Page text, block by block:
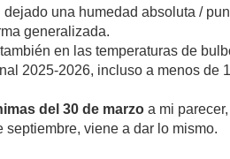
una humedad absoluta /
generalizada.
en las temperaturas de
2025-2026, incluso a menos de
del 30 de marzo a mi
viene a dar lo mismo.